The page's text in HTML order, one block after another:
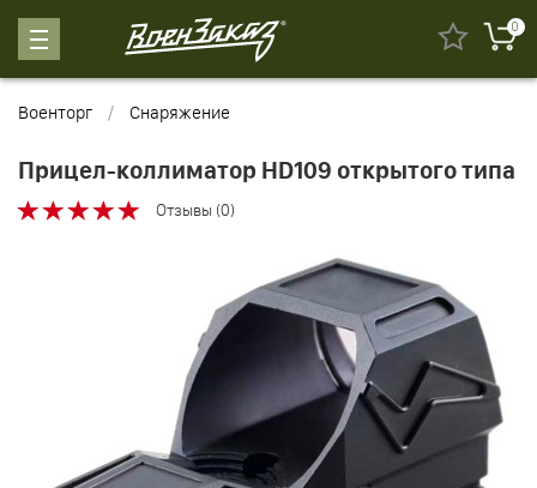
0
Военторг Снаряжение
Прицел-коллиматор HD109 открытого типа
Отзывы (0)